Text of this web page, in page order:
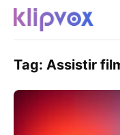
Tag: Assistir